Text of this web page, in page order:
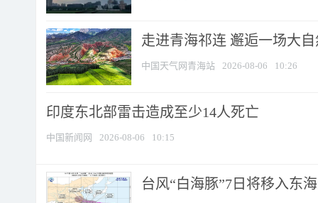
走进青海祁连 邂逅一场大
中国天气网青海站 2026-08-06 10:26
印度东北部雷击造成至少14人死亡
中国新闻网 2026-08-06 10:15
台风“白海豚”7日将移入东